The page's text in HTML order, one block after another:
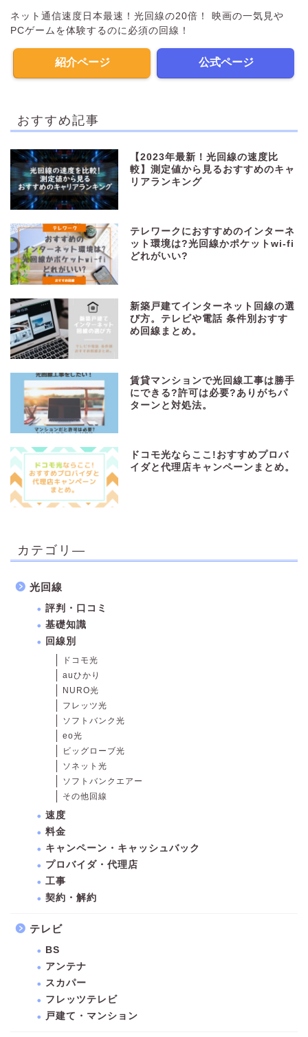
ネット通信速度日本最速！光回線の20倍！ 映画の一気見や
PCゲームを体験するのに必須の回線！
紹介ページ 公式ページ
おすすめ記事
【2023年最新！光回線の速度比
較】測定値から見るおすすめのキャ
リアランキング
テレワークにおすすめのインターネ
ット環境は?光回線かポケットwi-fi
どれがいい?
新築戸建てインターネット回線の選
び方。テレビや電話 条件別おすす
め回線まとめ。
賃貸マンションで光回線工事は勝手
にできる?許可は必要?ありがちパ
ターンと対処法。
ドコモ光ならここ!おすすめプロバ
イダと代理店キャンペーンまとめ。
カテゴリ―
光回線
評判・口コミ
基礎知識
回線別
ドコモ光
auひかり
NURO光
フレッツ光
ソフトバンク光
eo光
ビッグローブ光
ソネット光
ソフトバンクエアー
その他回線
速度
料金
キャンペーン・キャッシュバック
プロバイダ・代理店
工事
契約・解約
テレビ
BS
アンテナ
スカパー
フレッツテレビ
戸建て・マンション